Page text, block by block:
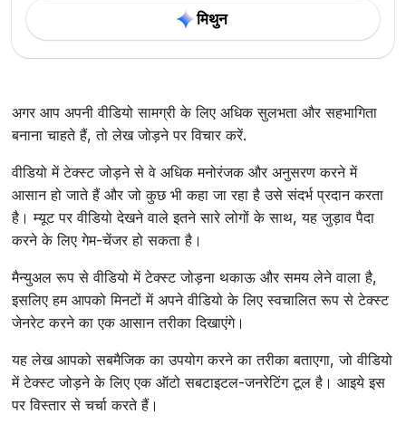
मिथुन
अगर आप अपनी वीडियो सामग्री के लिए अधिक सुलभता और सहभागिता
बनाना चाहते हैं, तो लेख जोड़ने पर विचार करें.
वीडियो में टेक्स्ट जोड़ने से वे अधिक मनोरंजक और अनुसरण करने में
आसान हो जाते हैं और जो कुछ भी कहा जा रहा है उसे संदर्भ प्रदान करता
है। म्यूट पर वीडियो देखने वाले इतने सारे लोगों के साथ, यह जुड़ाव पैदा
करने के लिए गेम-चेंजर हो सकता है।
मैन्युअल रूप से वीडियो में टेक्स्ट जोड़ना थकाऊ और समय लेने वाला है,
इसलिए हम आपको मिनटों में अपने वीडियो के लिए स्वचालित रूप से टेक्स्ट
जेनरेट करने का एक आसान तरीका दिखाएंगे।
यह लेख आपको सबमैजिक का उपयोग करने का तरीका बताएगा, जो वीडियो
में टेक्स्ट जोड़ने के लिए एक ऑटो सबटाइटल-जनरेटिंग टूल है। आइये इस
पर विस्तार से चर्चा करते हैं।